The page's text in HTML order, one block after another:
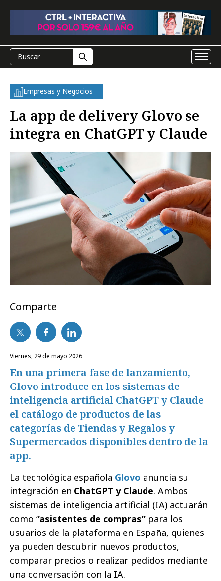
Empresas y Negocios
La app de delivery Glovo se
integra en ChatGPT y Claude
Comparte
viernes, 29 de mayo 2026
En una primera fase de lanzamiento,
Glovo introduce en los sistemas de
inteligencia artificial ChatGPT y Claude
el catálogo de productos de las
categorías de Tiendas y Regalos y
Supermercados disponibles dentro de la
app.
La tecnológica española Glovo anuncia su
integración en ChatGPT y Claude. Ambos
sistemas de inteligencia artificial (IA) actuarán
como “asistentes de compras” para los
usuarios de la plataforma en España, quienes
ya pueden descubrir nuevos productos,
comparar precios o realizar pedidos mediante
una conversación con la IA.